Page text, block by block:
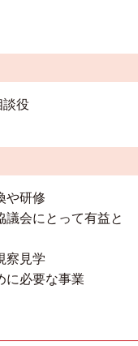
役
や研修
議会にとって有益と
察見学
に必要な事業